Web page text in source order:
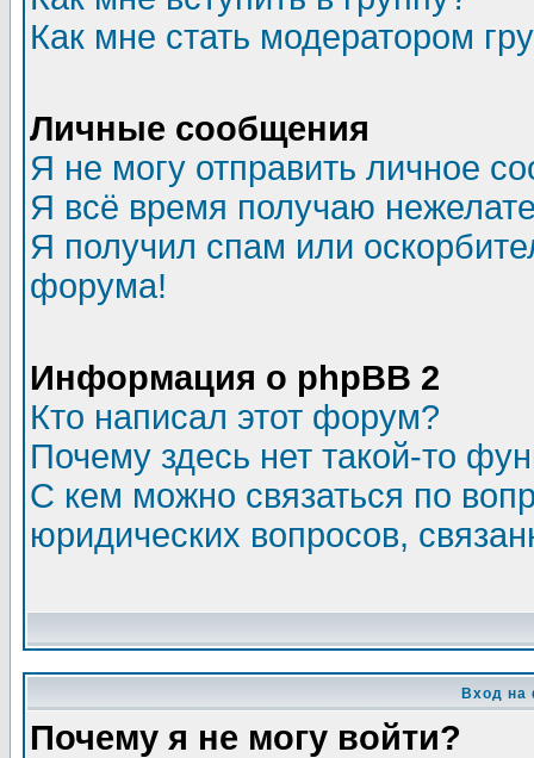
Как мне стать модератором
Личные сообщения
Я не могу отправить личное
Я всё время получаю
Я получил спам или
форума!
Информация о phpBB 2
Кто написал этот форум?
Почему здесь нет такой-то
С кем можно связаться по
юридических вопросов,
Вход на
Почему я не могу войти?